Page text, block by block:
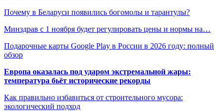
Почему в Беларуси появились богомолы и тарантулы?
Минздрав с 1 ноября будет регулировать цены и нормы на…
Подарочные карты Google Play в России в 2026 году: полный
обзор
Европа оказалась под ударом экстремальной жары:
температура бьёт исторические рекорды
Как правильно избавиться от строительного мусора:
экологический подход